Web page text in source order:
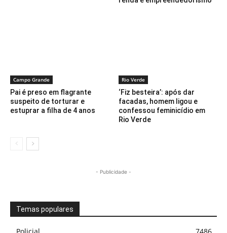
Campo Grande
Pai é preso em flagrante
suspeito de torturar e
estuprar a filha de 4 anos
Rio Verde
‘Fiz besteira’: após dar
facadas, homem ligou e
confessou feminicídio em
Rio Verde
- Publicidade -
Temas populares